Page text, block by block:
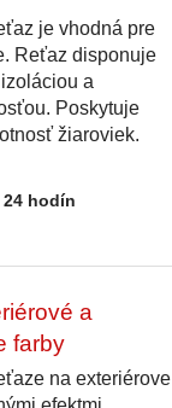
je vhodná pre
Reťaz disponuje
a
Poskytuje
žiaroviek.
hodín
a
farby
na exteriérove